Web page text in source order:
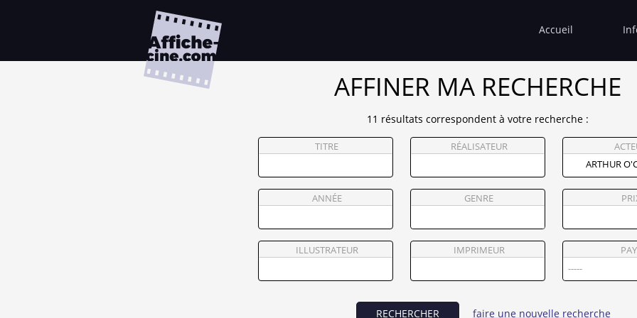
Accueil
AFFINER MA RECHERCHE
11 résultats correspondent à votre recherche :
TITRE RÉALISATEUR
ANNÉE GENRE
ILLUSTRATEUR IMPRIMEUR
RECHERCHER faire une nouvelle recherche